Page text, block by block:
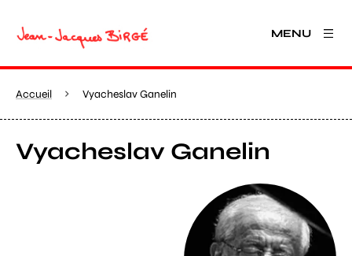
MENU
Accueil Vyacheslav Ganelin
Vyacheslav Ganelin
Agrandir